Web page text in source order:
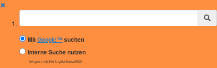
✖
Suchbegriff
MitGoogle™suchen
Interne Suche nutzen
(eingeschränkte Ergebnisqualität)